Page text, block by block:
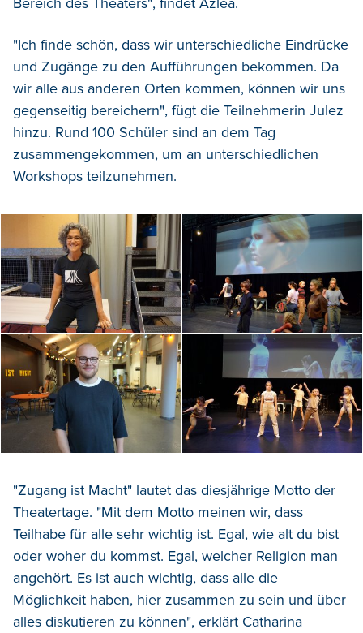
"Ich finde schön, dass wir unterschiedliche Eindrücke
und Zugänge zu den Aufführungen bekommen. Da
wir alle aus anderen Orten kommen, können wir uns
gegenseitig bereichern", fügt die Teilnehmerin Julez
hinzu. Rund 100 Schüler sind an dem Tag
zusammengekommen, um an unterschiedlichen
Workshops teilzunehmen.
"Zugang ist Macht" lautet das diesjährige Motto der
Theatertage. "Mit dem Motto meinen wir, dass
Teilhabe für alle sehr wichtig ist. Egal, wie alt du bist
oder woher du kommst. Egal, welcher Religion man
angehört. Es ist auch wichtig, dass alle die
Möglichkeit haben, hier zusammen zu sein und über
alles diskutieren zu können", erklärt Catharina